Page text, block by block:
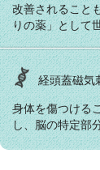
改善されること
りの薬」として
経頭蓋磁気
身体を傷つける
し、脳の特定部